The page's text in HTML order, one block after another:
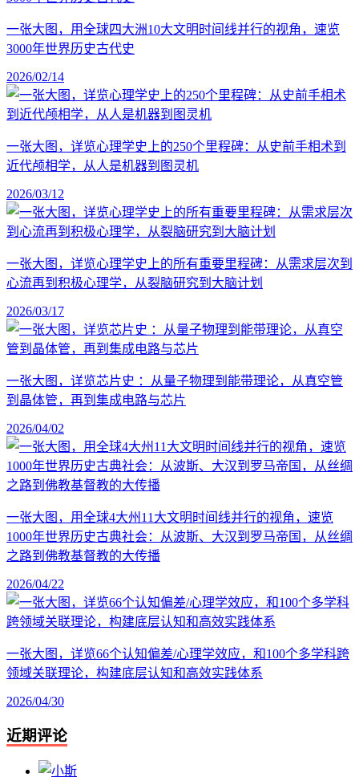
一张大图，用全球四大洲10大文明时间线并行的视角，速览
3000年世界历史古代史
2026/02/14
一张大图，详览心理学史上的250个里程碑：从史前手相术到
近代颅相学，从人是机器到图灵机
2026/03/12
一张大图，详览心理学史上的所有重要里程碑：从需求层次到
心流再到积极心理学，从裂脑研究到大脑计划
2026/03/17
一张大图，详览芯片史 ：从量子物理到能带理论，从真空管
到晶体管，再到集成电路与芯片
2026/04/02
一张大图，用全球4大州11大文明时间线并行的视角，速览
1000年世界历史古典社会：从波斯、大汉到罗马帝国，从丝绸
之路到佛教基督教的大传播
2026/04/22
一张大图，详览66个认知偏差/心理学效应，和100个多学科跨
领域关联理论，构建底层认知和高效实践体系
2026/04/30
近期评论